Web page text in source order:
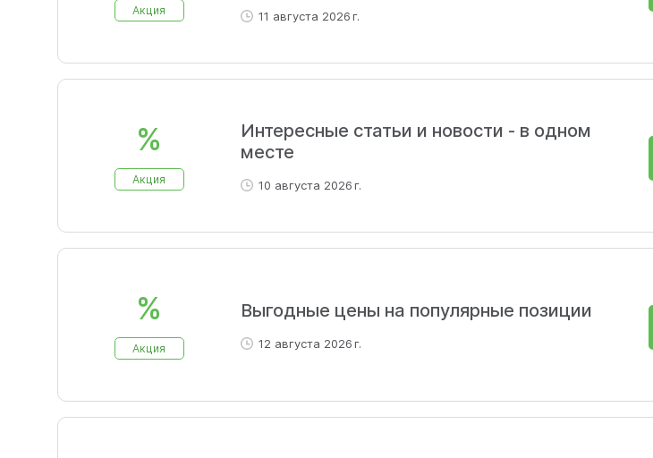
Акция 11 августа 2026 г.
%
Акция
Интересные статьи и новости - в одном
месте
10 августа 2026 г.
%
Акция
Выгодные цены на популярные позиции
12 августа 2026 г.